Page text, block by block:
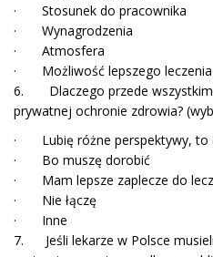
· Stosunek do pracownika
· Wynagrodzenia
· Atmosfera
· Możliwość lepszego leczenia
6. Dlaczego przede wszystkim
prywatnej ochronie zdrowia?
· Lubię różne perspektywy, to
· Bo muszę dorobić
· Mam lepsze zaplecze do
· Nie łączę
· Inne
7. Jeśli lekarze w Polsce